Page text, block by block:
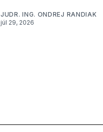
JUDR. ING. ONDREJ RANDIAK
júl 29, 2026